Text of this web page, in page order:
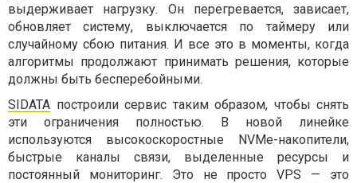
выдерживает нагрузку. Он перегревается, зависает,
обновляет систему, выключается по таймеру или
случайному сбою питания. И все это в моменты, когда
алгоритмы продолжают принимать решения, которые
должны быть бесперебойными.
SIDATA построили сервис таким образом, чтобы снять
эти ограничения полностью. В новой линейке
используются высокоскоростные NVMe-накопители,
быстрые каналы связи, выделенные ресурсы и
постоянный мониторинг. Это не просто VPS — это